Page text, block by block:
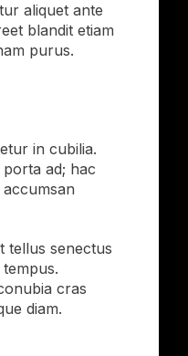
aliquet ante
blandit etiam
purus.
in cubilia.
ad; hac
tellus senectus
cras
diam.